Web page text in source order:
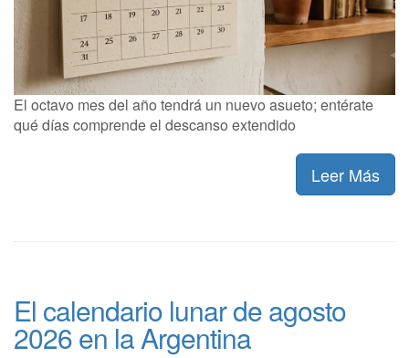
El octavo mes del año tendrá un nuevo asueto; entérate
qué días comprende el descanso extendido
Leer Más
El calendario lunar de agosto
2026 en la Argentina